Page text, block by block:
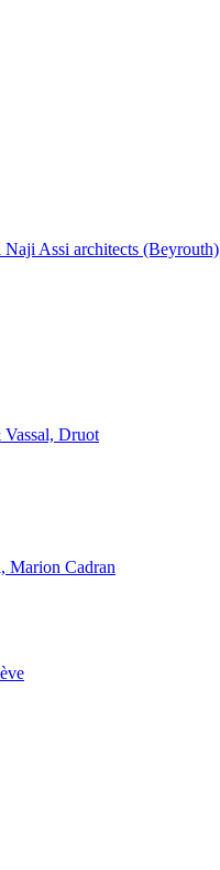
Naji Assi architects (Beyrouth)
Vassal, Druot
Marion Cadran